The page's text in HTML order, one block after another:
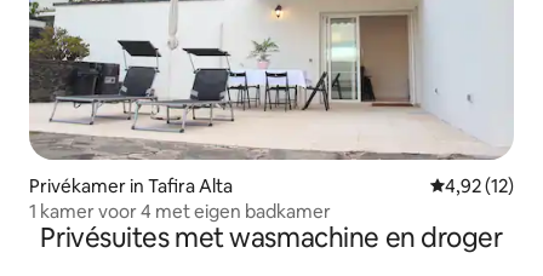
Privékamer in Tafira Alta Gemiddelde
4,92 (12)
1 kamer voor 4 met eigen badkamer
Privésuites met wasmachine en droger